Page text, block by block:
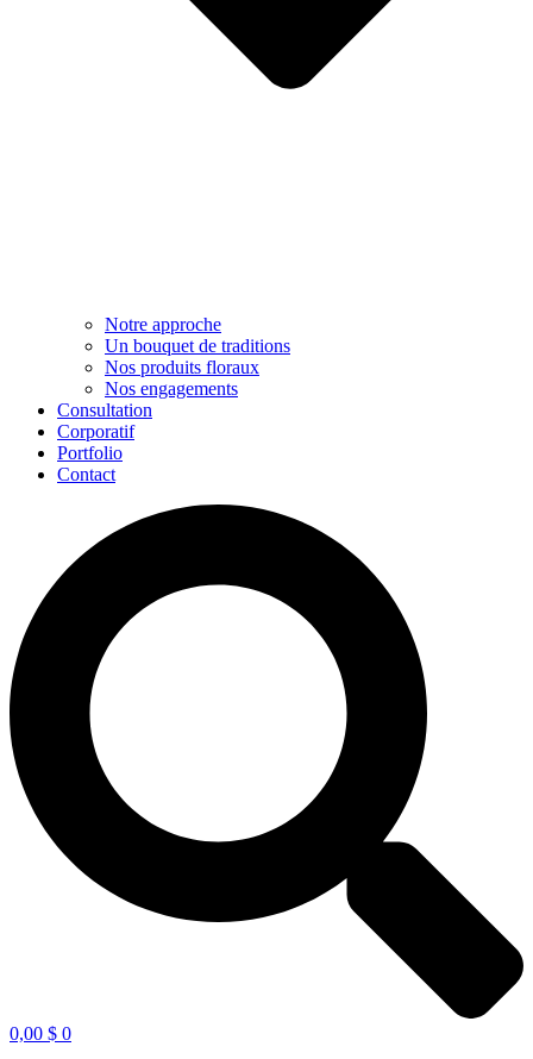
Notre approche​
Un bouquet de traditions
Nos produits floraux
Nos engagements
Consultation
Corporatif
Portfolio
Contact
0,00 $ 0